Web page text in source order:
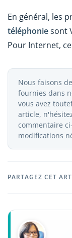
En général, les
téléphoniesont
Pour Internet,
Nous faisons
fournies dans
vous avez
article,
commentaire
modifications
PARTAGEZ CET